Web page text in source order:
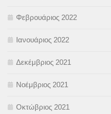
Φεβρουάριος 2022
Ιανουάριος 2022
Δεκέμβριος 2021
Νοέμβριος 2021
Οκτώβριος 2021